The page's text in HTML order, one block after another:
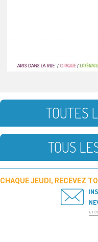
TOUTES
TOUS
CHAQUE JEUDI, RECEVEZ